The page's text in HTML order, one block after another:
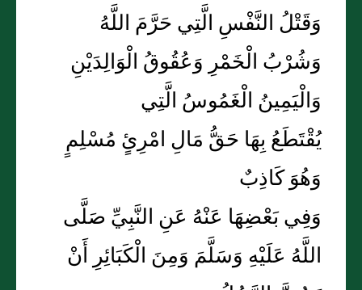
وَقَتْلُ النَّفْسِ الَّتِي حَرَّمَ اللَّهُ
وَشُرْبُ الْخَمْرِ وَعُقُوقُ الْوَالِدَيْنِ
وَالْيَمِينُ الْغَمُوسُ الَّتِي
يُقْتَطَعُ بِهَا حَقُّ مَالِ امْرِئٍ مُسْلِمٍ
وَهُوَ كَاذِبٌ
وَفِي بَعْضِهَا عَنْهُ عَنِ النَّبِيِّ صَلَّى
اللَّهُ عَلَيْهِ وَسَلَّمَ وَمِنَ الْكَبَائِرِ أَنْ